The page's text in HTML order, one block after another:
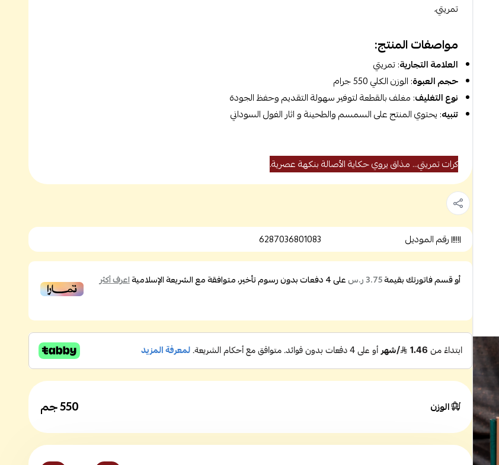
تمريتي،
مواصفات المنتج:
العلامة التجارية: تمريتي
حجم العبوة: الوزن الكلي 550 جرام
نوع التغليف: مغلف بالقطعة لتوفير سهولة التقديم وحفظ الجودة
تنبيه: يحتوي المنتج على السمسم والطحينة و اثار الفول السوداني
كرات تمريتي... مذاق يروي حكاية الأصالة بنكهة عصرية.
رقم الموديل 6287036801083
أو قسم فاتورتك بقيمة3.75 ر.س على4دفعات بدون رسوم تأخير، متوافقة مع الشريعة الإسلاميةاعرف أكثر
الوزن 550 جم